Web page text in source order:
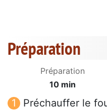
Préparation
Préparation
10 min
Préchauffer le